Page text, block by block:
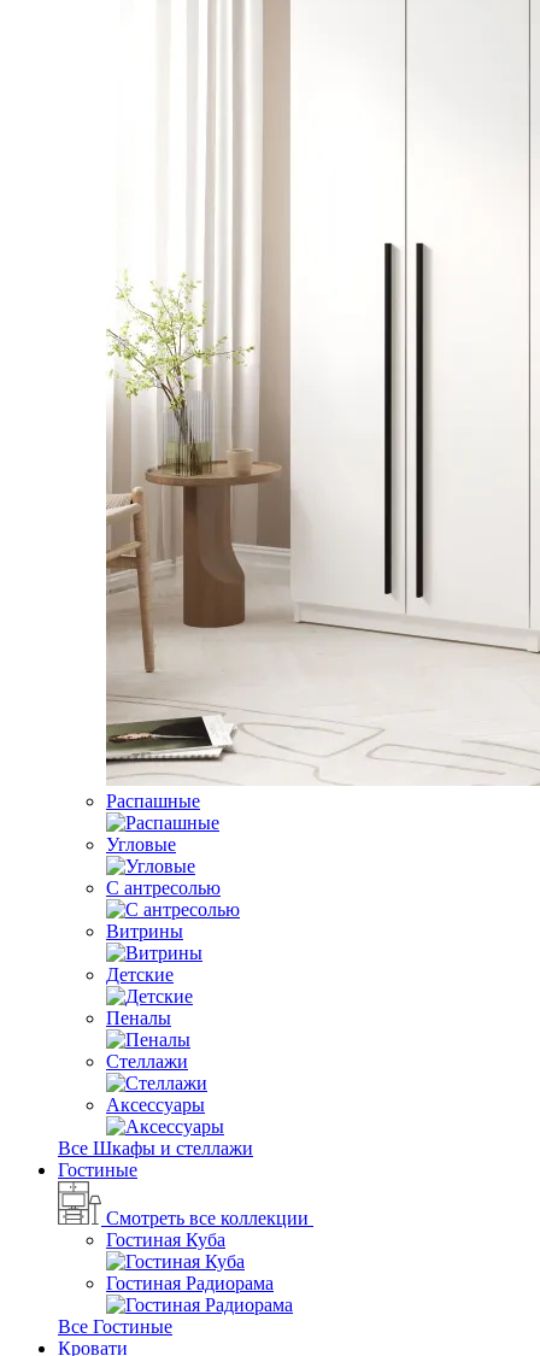
Распашные
Угловые
С антресолью
Витрины
Детские
Пеналы
Стеллажи
Аксессуары
Все Шкафы и стеллажи
Гостиные
Смотреть все коллекции
Гостиная Куба
Гостиная Радиорама
Все Гостиные
Кровати